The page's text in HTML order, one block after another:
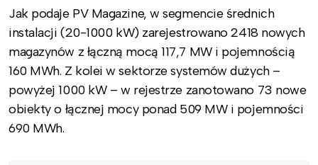
Jak podaje PV Magazine, w segmencie średnich
instalacji (20-1000 kW) zarejestrowano 2418 nowych
magazynów z łączną mocą 117,7 MW i pojemnością
160 MWh. Z kolei w sektorze systemów dużych –
powyżej 1000 kW – w rejestrze zanotowano 73 nowe
obiekty o łącznej mocy ponad 509 MW i pojemności
690 MWh.